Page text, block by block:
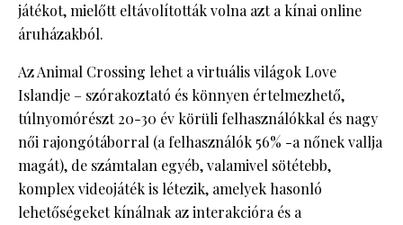
játékot, mielőtt eltávolították volna azt a kínai online
áruházakból.
Az Animal Crossing lehet a virtuális világok Love
Islandje – szórakoztató és könnyen értelmezhető,
túlnyomórészt 20-30 év körüli felhasználókkal és nagy
női rajongótáborral (a felhasználók 56% -a nőnek vallja
magát), de számtalan egyéb, valamivel sötétebb,
komplex videojáték is létezik, amelyek hasonló
lehetőségeket kínálnak az interakcióra és a